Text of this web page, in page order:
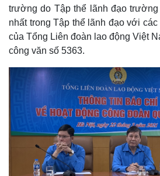
trường do Tập thể lãnh đạo
nhất trong Tập thể lãnh đạo với
của Tổng Liên đoàn lao động Việt
công văn số 5363.